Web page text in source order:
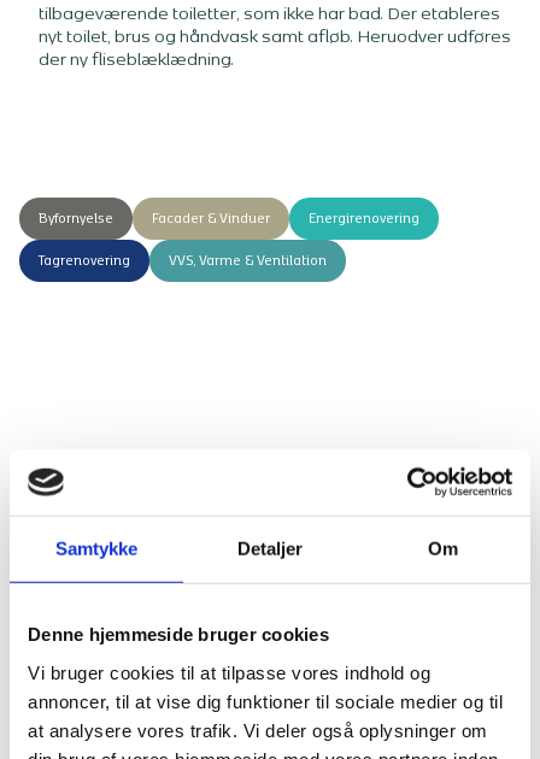
Samtykke Detaljer Om
Denne hjemmeside bruger cookies
Vi bruger cookies til at tilpasse vores indhold og
annoncer, til at vise dig funktioner til sociale medier og til
at analysere vores trafik. Vi deler også oplysninger om
tilbageværende toiletter, som ikke har bad. Der etableres
nyt toilet, brus og håndvask samt afløb. Heruodver udføres
der ny fliseblæklædning.
Byfornyelse Facader & Vinduer Energirenovering
Tagrenovering VVS, Varme & Ventilation
Fakta om projektet